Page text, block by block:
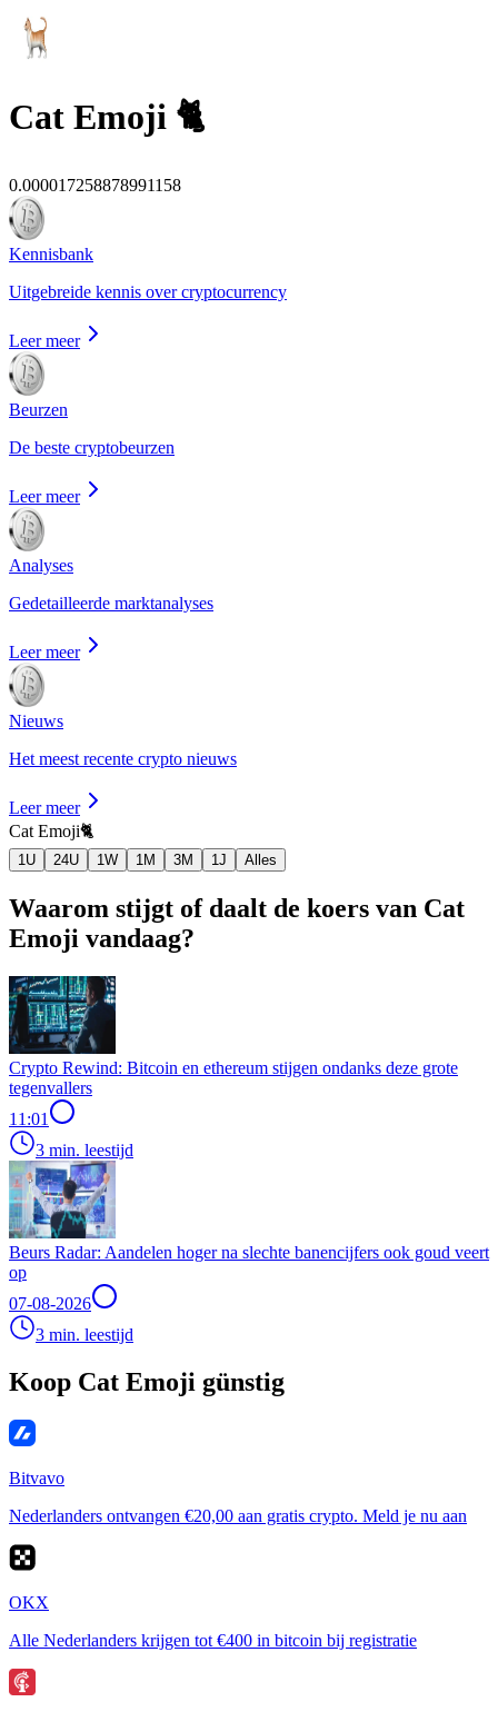
Cat Emoji 🐈
0.000017258878991158
Kennisbank
Uitgebreide kennis over cryptocurrency
Leer meer
Beurzen
De beste cryptobeurzen
Leer meer
Analyses
Gedetailleerde marktanalyses
Leer meer
Nieuws
Het meest recente crypto nieuws
Leer meer
Cat Emoji🐈
1U 24U 1W 1M 3M 1J Alles
Waarom stijgt of daalt de koers van Cat
Emoji vandaag?
Crypto Rewind: Bitcoin en ethereum stijgen ondanks deze grote
tegenvallers
11:01
3 min. leestijd
Beurs Radar: Aandelen hoger na slechte banencijfers ook goud veert
op
07-08-2026
3 min. leestijd
Koop Cat Emoji günstig
Bitvavo
Nederlanders ontvangen €20,00 aan gratis crypto. Meld je nu aan
OKX
Alle Nederlanders krijgen tot €400 in bitcoin bij registratie